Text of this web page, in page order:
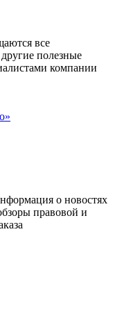
все
полезные
компании
о новостях
правовой и